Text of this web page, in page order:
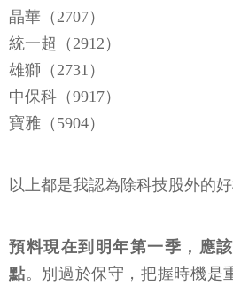
晶華（2707）
統一超（2912）
雄獅（2731）
中保科（9917）
寶雅（5904）
以上都是我認為除科技股外的好
預料現在到明年第一季，應
點。別過於保守，把握時機是